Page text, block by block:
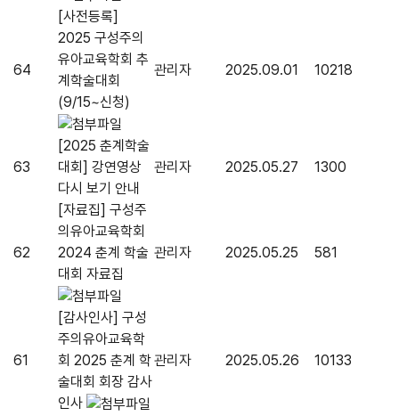
64
[사전등록]
2025 구성주의
유아교육학회 추
계학술대회
(9/15~신청)
관리자 2025.09.01 10218
63
[2025 춘계학술
대회] 강연영상
다시 보기 안내
관리자 2025.05.27 1300
62
[자료집] 구성주
의유아교육학회
2024 춘계 학술
대회 자료집
관리자 2025.05.25 581
61
[감사인사] 구성
주의유아교육학
회 2025 춘계 학
술대회 회장 감사
인사
관리자 2025.05.26 10133